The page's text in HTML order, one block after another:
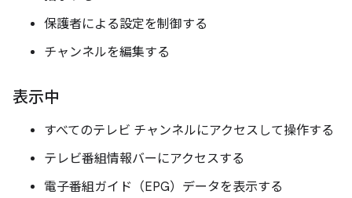
保護者による設定を制御する
チャンネルを編集する
表示中
すべてのテレビ チャンネルにアクセスして操作する
テレビ番組情報バーにアクセスする
電子番組ガイド（EPG）データを表示する